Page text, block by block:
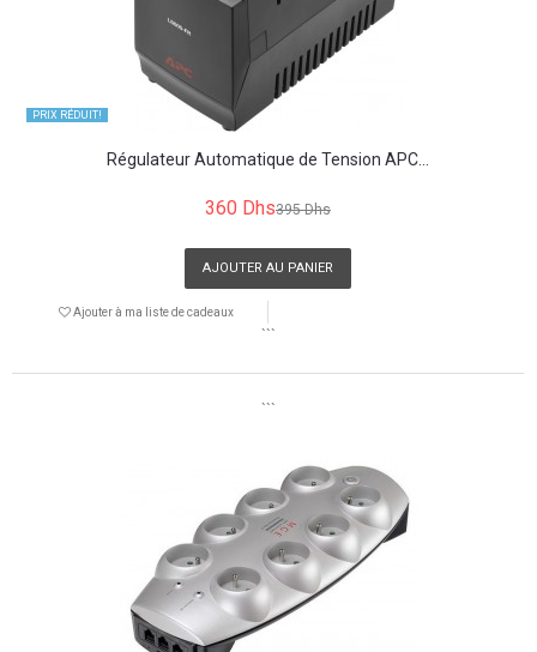
Régulateur Automatique de Tension APC...
360 Dhs395 Dhs
PRIX ​​RÉDUIT!
AJOUTER AU PANIER
Ajouter à ma liste de cadeaux
```
```